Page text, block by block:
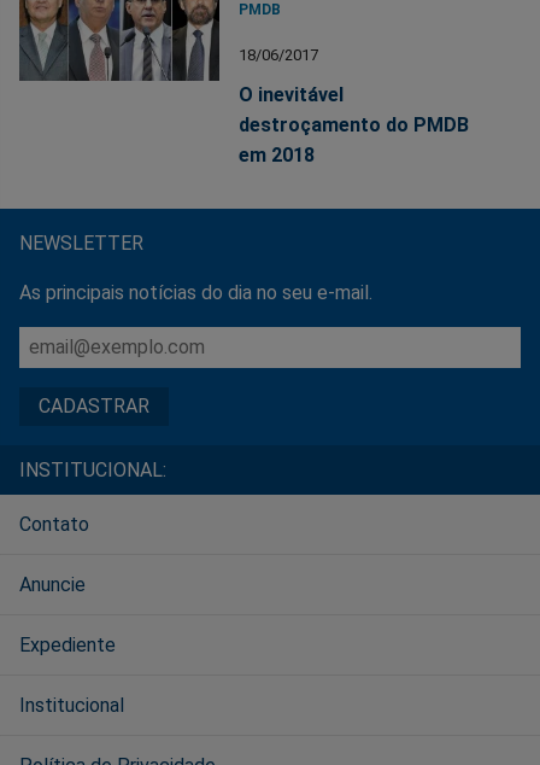
PMDB
18/06/2017
O inevitável
destroçamento do PMDB
em 2018
NEWSLETTER
As principais notícias do dia no seu e-mail.
INSTITUCIONAL:
Contato
Anuncie
Expediente
Institucional